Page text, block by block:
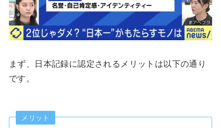
まず、日本記録に認定されるメリットは以下の通り
です。
メリット